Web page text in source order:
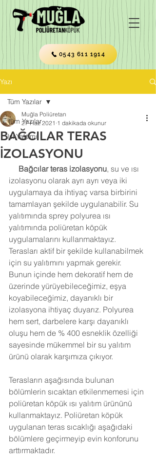
0543 611 1914
Yazı
Tüm Yazılar
Isı Yalıtımı
Tüm Yazılar
BAĞCILAR TERAS
İZOLASYONU
Muğla Poliüretan
27 Haz 2021 1 dakikada okunur
Bağcılar teras izolasyonu, su ve ısı
izolasyonu olarak ayrı ayrı veya iki
uygulamaya da ihtiyaç varsa birbirini
tamamlayan şekilde uygulanabilir. Su
yalıtımında sprey polyurea ısı
yalıtımında poliüretan köpük
uygulamalarını kullanmaktayız.
Terasları aktif bir şekilde kullanabilmek
için su yalıtımını yapmak gerekir.
Bunun içinde hem dekoratif hem de
üzerinde yürüyebileceğimiz, eşya
koyabileceğimiz, dayanıklı bir
izolasyona ihtiyaç duyarız. Polyurea
hem sert, darbelere karşı dayanıklı
oluşu hem de % 400 esneklik özelliği
sayesinde mükemmel bir su yalıtım
ürünü olarak karşımıza çıkıyor.
Terasların aşağısında bulunan
bölümlerin sıcaktan etkilenmemesi için
poliüretan köpük ısı yalıtım ürününü
kullanmaktayız. Poliüretan köpük
uygulanan teras sıcaklığı aşağıdaki
bölümlere geçirmeyip evin konforunu
arttırmaktadır.